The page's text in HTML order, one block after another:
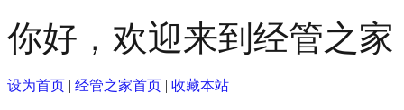
你好，欢迎来到经管之家
设为首页 | 经管之家首页 | 收藏本站